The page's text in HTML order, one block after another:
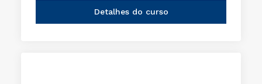
Detalhes do curso